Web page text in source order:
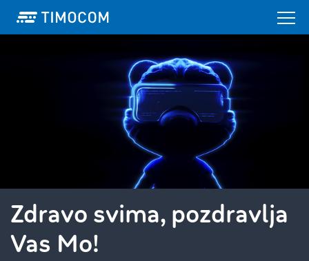
Zdravo svima, pozdravlja
Vas Mo!